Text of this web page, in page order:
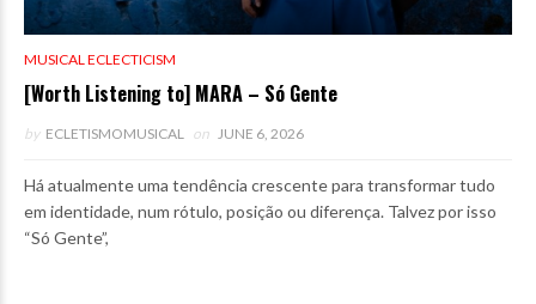
MUSICAL ECLECTICISM
[Worth Listening to] MARA – Só Gente
by ECLETISMOMUSICAL on JUNE 6, 2026
Há atualmente uma tendência crescente para transformar tudo
em identidade, num rótulo, posição ou diferença. Talvez por isso
“Só Gente”,